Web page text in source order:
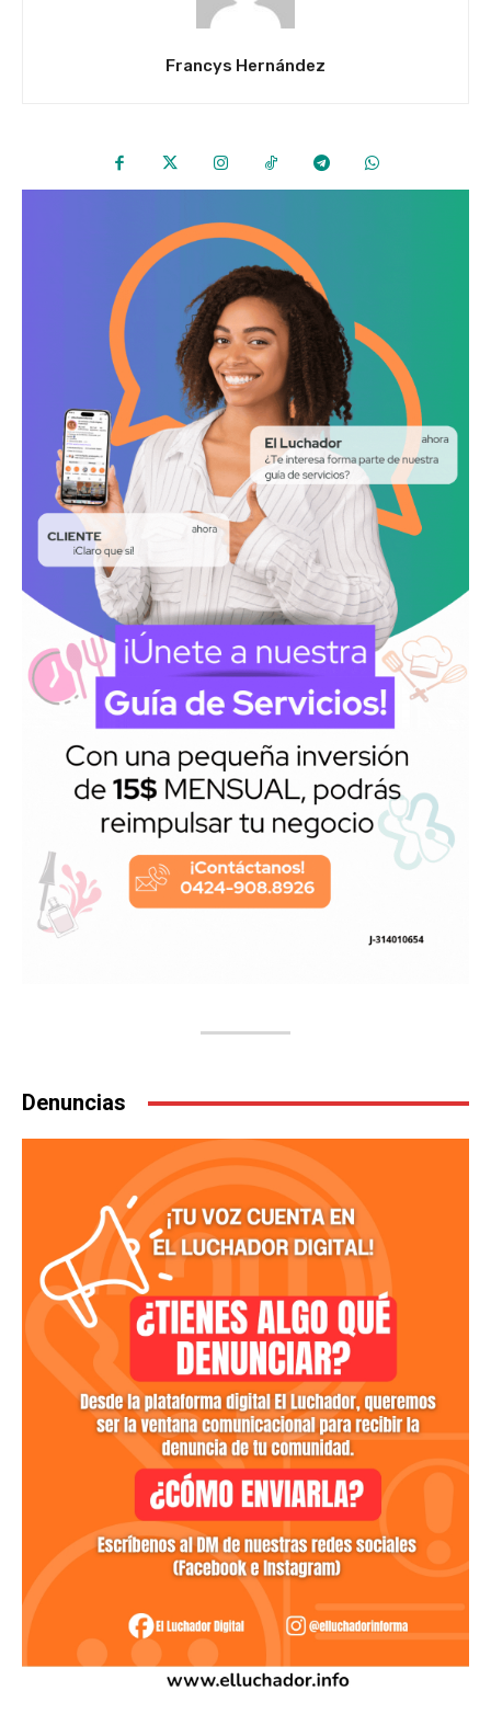
Francys Hernández
Denuncias